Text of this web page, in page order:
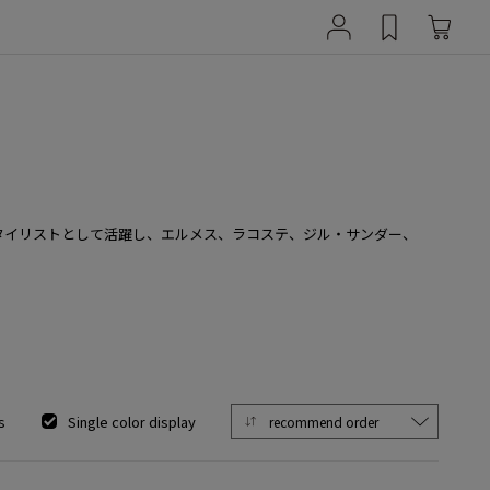
ストとして活躍し、エルメス、ラコステ、ジル・サンダー、
Single color display